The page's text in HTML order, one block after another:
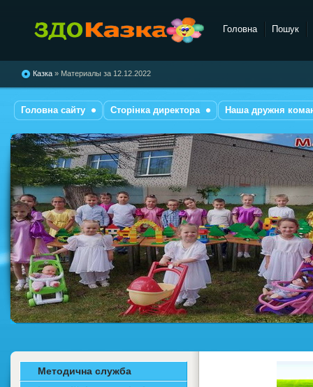
"Казка"
Головна Пошук
Казка » Материалы за 12.12.2022
Головна сайту Сторінка директора Наша дружня
Методична служба